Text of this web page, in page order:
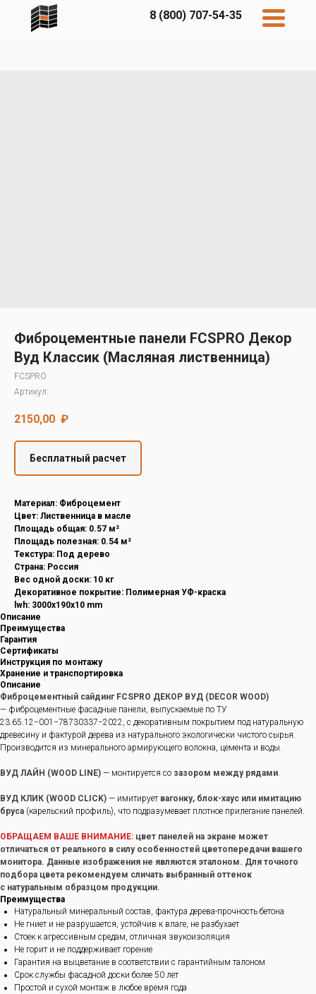
8 (800) 707-54-35
Cedral
Фиброцементные панели FCSPRO Декор
Вуд Классик (Масляная лиственница)
FCSPRO
Артикул:
2150,00 ₽
Бесплатный расчет
Материал: Фиброцемент
Цвет: Лиственница в масле
Площадь общая: 0.57 м²
Площадь полезная: 0.54 м²
Текстура: Под дерево
Страна: Россия
Вес одной доски: 10 кг
Декоративное покрытие: Полимерная УФ-краска
lwh: 3000x190x10 mm
Описание
Преимущества
Гарантия
Сертификаты
Инструкция по монтажу
Хранение и транспортировка
Описание
Фиброцементный сайдинг FCSPRO ДЕКОР ВУД (DECOR WOOD)
— фиброцементные фасадные панели, выпускаемые по ТУ
23.65.12−001−78730337−2022, с декоративным покрытием под натуральную
древесину и фактурой дерева из натурального экологически чистого сырья.
Производится из минерального армирующего волокна, цемента и воды.
ВУД ЛАЙН (WOOD LINE) — монтируется со зазором между рядами.
ВУД КЛИК (WOOD CLICK) — имитирует вагонку, блок-хаус или имитацию
бруса (карельский профиль), что подразумевает плотное прилегание панелей.
ОБРАЩАЕМ ВАШЕ ВНИМАНИЕ: цвет панелей на экране может
отличаться от реального в силу особенностей цветопередачи вашего
монитора. Данные изображения не являются эталоном. Для точного
подбора цвета рекомендуем сличать выбранный оттенок
с натуральным образцом продукции.
Преимущества
Натуральный минеральный состав, фактура дерева-прочность бетона
Не гниет и не разрушается, устойчив к влаге, не разбухает
Стоек к агрессивным средам, отличная звукоизоляция
Не горит и не поддерживает горение
Гарантия на выцветание в соответствии с гарантийным талоном
Срок службы фасадной доски более 50 лет
Простой и сухой монтаж в любое время года